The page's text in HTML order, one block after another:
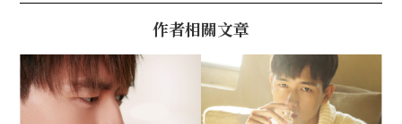
作者相關文章